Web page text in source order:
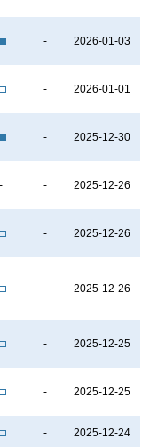
- 2026-01-03
- 2026-01-01
- 2025-12-30
- - 2025-12-26
- 2025-12-26
- 2025-12-26
- 2025-12-25
- 2025-12-25
- 2025-12-24